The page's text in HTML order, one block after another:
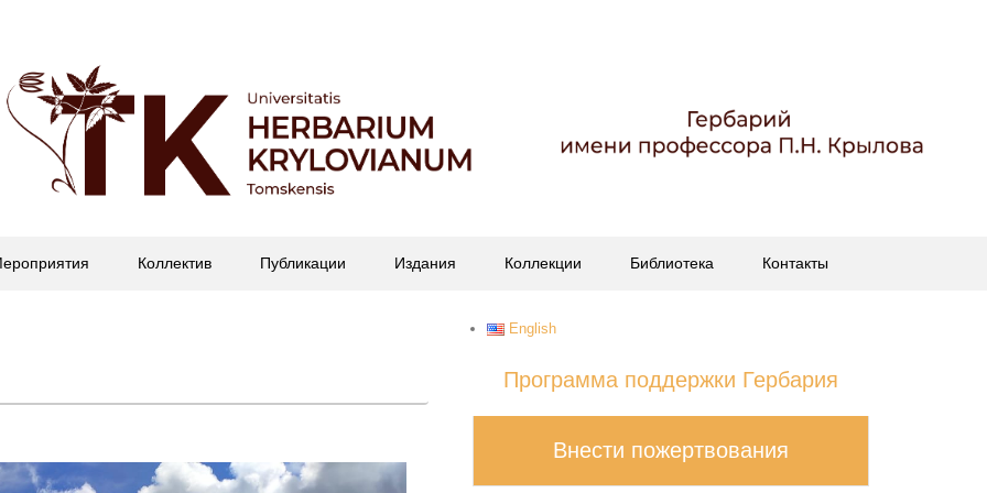
Коллектив Публикации Издания Коллекции Библиотека Контакты
English
Программа поддержки Гербария
Внести пожертвования